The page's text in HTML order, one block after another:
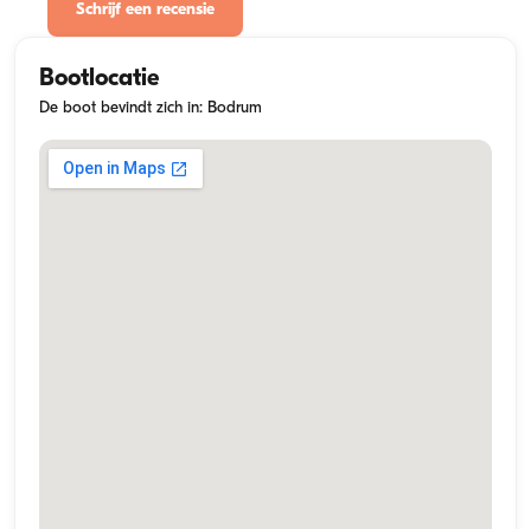
Schrijf een recensie
Bootlocatie
De boot bevindt zich in: Bodrum